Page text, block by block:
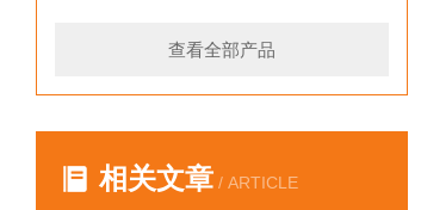
查看全部产品
相关文章 / ARTICLE